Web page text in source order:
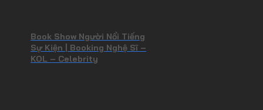
Book Show Người Nổi Tiếng
Sự Kiện | Booking Nghệ Sĩ –
KOL – Celebrity